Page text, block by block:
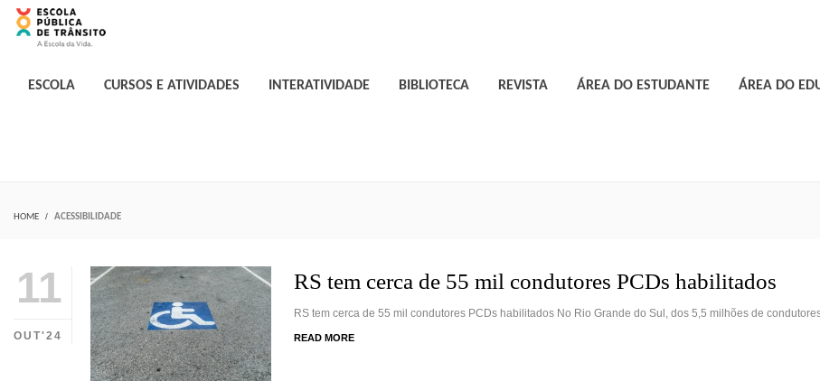
ESCOLA CURSOS E ATIVIDADES INTERATIVIDADE BIBLIOTECA REVISTA ÁREA DO ESTUDANTE ÁREA DO
HOME ACESSIBILIDADE
11
OUT'24
RS tem cerca de 55 mil condutores PCDs habilitados
RS tem cerca de 55 mil condutores PCDs habilitados No Rio Grande do Sul, dos 5,5 milhões de
READ MORE